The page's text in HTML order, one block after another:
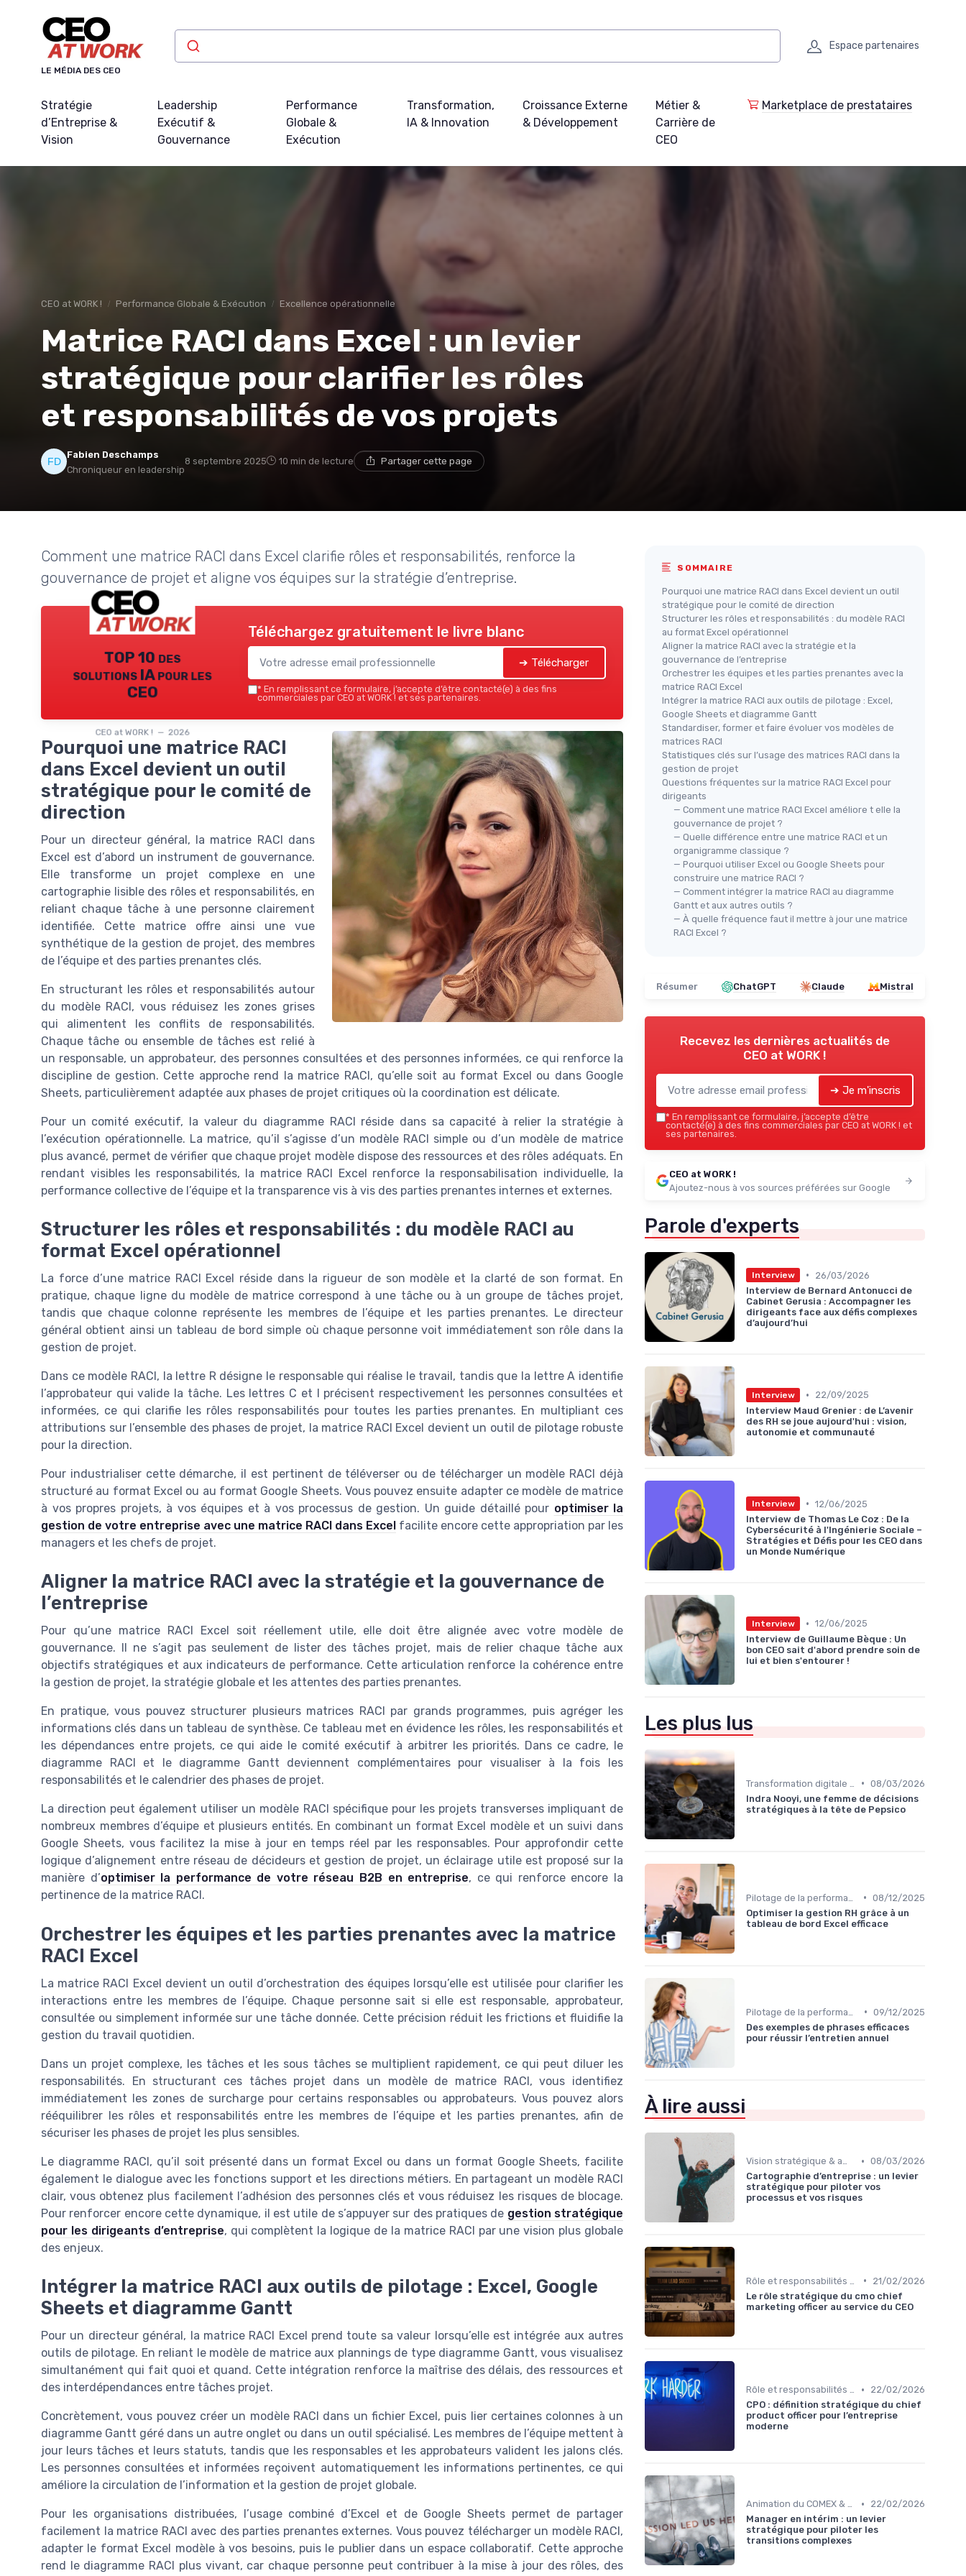
LE MÉDIA DES CEO
Espace partenaires
Stratégie
d’Entreprise &
Vision
Leadership
Exécutif &
Gouvernance
Performance
Globale &
Exécution
Transformation,
IA & Innovation
Croissance Externe
& Développement
Métier &
Carrière de
CEO
Marketplace de prestataires
CEO at WORK ! Performance Globale & Exécution Excellence opérationnelle
Matrice RACI dans Excel : un levier
stratégique pour clarifier les rôles
et responsabilités de vos projets
Fabien Deschamps
Chroniqueur en leadership
8 septembre 2025 10 min de lecture Partager cette page
Comment une matrice RACI dans Excel clarifie rôles et responsabilités, renforce la
gouvernance de projet et aligne vos équipes sur la stratégie d’entreprise.
TOP 10 des
solutions IA pour les
CEO
CEO at WORK ! — 2026
Téléchargez gratuitement le livre blanc
➔ Télécharger
* En remplissant ce formulaire, j’accepte d’être contacté(e) à des fins
commerciales par CEO at WORK ! et ses partenaires.
Pourquoi une matrice RACI
dans Excel devient un outil
stratégique pour le comité de
direction
Pour un directeur général, la matrice RACI dans
Excel est d’abord un instrument de gouvernance.
Elle transforme un projet complexe en une
cartographie lisible des rôles et responsabilités, en
reliant chaque tâche à une personne clairement
identifiée. Cette matrice offre ainsi une vue
synthétique de la gestion de projet, des membres
de l’équipe et des parties prenantes clés.
En structurant les rôles et responsabilités autour
du modèle RACI, vous réduisez les zones grises
qui alimentent les conflits de responsabilités.
Chaque tâche ou ensemble de tâches est relié à
un responsable, un approbateur, des personnes consultées et des personnes informées, ce qui renforce la
discipline de gestion. Cette approche rend la matrice RACI, qu’elle soit au format Excel ou dans Google
Sheets, particulièrement adaptée aux phases de projet critiques où la coordination est délicate.
Pour un comité exécutif, la valeur du diagramme RACI réside dans sa capacité à relier la stratégie à
l’exécution opérationnelle. La matrice, qu’il s’agisse d’un modèle RACI simple ou d’un modèle de matrice
plus avancé, permet de vérifier que chaque projet modèle dispose des ressources et des rôles adéquats. En
rendant visibles les responsabilités, la matrice RACI Excel renforce la responsabilisation individuelle, la
performance collective de l’équipe et la transparence vis à vis des parties prenantes internes et externes.
Structurer les rôles et responsabilités : du modèle RACI au
format Excel opérationnel
La force d’une matrice RACI Excel réside dans la rigueur de son modèle et la clarté de son format. En
pratique, chaque ligne du modèle de matrice correspond à une tâche ou à un groupe de tâches projet,
tandis que chaque colonne représente les membres de l’équipe et les parties prenantes. Le directeur
général obtient ainsi un tableau de bord simple où chaque personne voit immédiatement son rôle dans la
gestion de projet.
Dans ce modèle RACI, la lettre R désigne le responsable qui réalise le travail, tandis que la lettre A identifie
l’approbateur qui valide la tâche. Les lettres C et I précisent respectivement les personnes consultées et
informées, ce qui clarifie les rôles responsabilités pour toutes les parties prenantes. En multipliant ces
attributions sur l’ensemble des phases de projet, la matrice RACI Excel devient un outil de pilotage robuste
pour la direction.
Pour industrialiser cette démarche, il est pertinent de téléverser ou de télécharger un modèle RACI déjà
structuré au format Excel ou au format Google Sheets. Vous pouvez ensuite adapter ce modèle de matrice
à vos propres projets, à vos équipes et à vos processus de gestion. Un guide détaillé pour optimiser la
gestion de votre entreprise avec une matrice RACI dans Excel facilite encore cette appropriation par les
managers et les chefs de projet.
Aligner la matrice RACI avec la stratégie et la gouvernance de
l’entreprise
Pour qu’une matrice RACI Excel soit réellement utile, elle doit être alignée avec votre modèle de
gouvernance. Il ne s’agit pas seulement de lister des tâches projet, mais de relier chaque tâche aux
objectifs stratégiques et aux indicateurs de performance. Cette articulation renforce la cohérence entre
la gestion de projet, la stratégie globale et les attentes des parties prenantes.
En pratique, vous pouvez structurer plusieurs matrices RACI par grands programmes, puis agréger les
informations clés dans un tableau de synthèse. Ce tableau met en évidence les rôles, les responsabilités et
les dépendances entre projets, ce qui aide le comité exécutif à arbitrer les priorités. Dans ce cadre, le
diagramme RACI et le diagramme Gantt deviennent complémentaires pour visualiser à la fois les
responsabilités et le calendrier des phases de projet.
La direction peut également utiliser un modèle RACI spécifique pour les projets transverses impliquant de
nombreux membres d’équipe et plusieurs entités. En combinant un format Excel modèle et un suivi dans
Google Sheets, vous facilitez la mise à jour en temps réel par les responsables. Pour approfondir cette
logique d’alignement entre réseau de décideurs et gestion de projet, un éclairage utile est proposé sur la
manière d’optimiser la performance de votre réseau B2B en entreprise, ce qui renforce encore la
pertinence de la matrice RACI.
Orchestrer les équipes et les parties prenantes avec la matrice
RACI Excel
La matrice RACI Excel devient un outil d’orchestration des équipes lorsqu’elle est utilisée pour clarifier les
interactions entre les membres de l’équipe. Chaque personne sait si elle est responsable, approbateur,
consultée ou simplement informée sur une tâche donnée. Cette précision réduit les frictions et fluidifie la
gestion du travail quotidien.
Dans un projet complexe, les tâches et les sous tâches se multiplient rapidement, ce qui peut diluer les
responsabilités. En structurant ces tâches projet dans un modèle de matrice RACI, vous identifiez
immédiatement les zones de surcharge pour certains responsables ou approbateurs. Vous pouvez alors
rééquilibrer les rôles et responsabilités entre les membres de l’équipe et les parties prenantes, afin de
sécuriser les phases de projet les plus sensibles.
Le diagramme RACI, qu’il soit présenté dans un format Excel ou dans un format Google Sheets, facilite
également le dialogue avec les fonctions support et les directions métiers. En partageant un modèle RACI
clair, vous obtenez plus facilement l’adhésion des personnes clés et vous réduisez les risques de blocage.
Pour renforcer encore cette dynamique, il est utile de s’appuyer sur des pratiques de gestion stratégique
pour les dirigeants d’entreprise, qui complètent la logique de la matrice RACI par une vision plus globale
des enjeux.
Intégrer la matrice RACI aux outils de pilotage : Excel, Google
Sheets et diagramme Gantt
Pour un directeur général, la matrice RACI Excel prend toute sa valeur lorsqu’elle est intégrée aux autres
outils de pilotage. En reliant le modèle de matrice aux plannings de type diagramme Gantt, vous visualisez
simultanément qui fait quoi et quand. Cette intégration renforce la maîtrise des délais, des ressources et
des interdépendances entre tâches projet.
Concrètement, vous pouvez créer un modèle RACI dans un fichier Excel, puis lier certaines colonnes à un
diagramme Gantt géré dans un autre onglet ou dans un outil spécialisé. Les membres de l’équipe mettent à
jour leurs tâches et leurs statuts, tandis que les responsables et les approbateurs valident les jalons clés.
Les personnes consultées et informées reçoivent automatiquement les informations pertinentes, ce qui
améliore la circulation de l’information et la gestion de projet globale.
Pour les organisations distribuées, l’usage combiné d’Excel et de Google Sheets permet de partager
facilement la matrice RACI avec des parties prenantes externes. Vous pouvez télécharger un modèle RACI,
adapter le format Excel modèle à vos besoins, puis le publier dans un espace collaboratif. Cette approche
rend le diagramme RACI plus vivant, car chaque personne peut contribuer à la mise à jour des rôles, des
SOMMAIRE
Pourquoi une matrice RACI dans Excel devient un outil
stratégique pour le comité de direction
Structurer les rôles et responsabilités : du modèle RACI
au format Excel opérationnel
Aligner la matrice RACI avec la stratégie et la
gouvernance de l’entreprise
Orchestrer les équipes et les parties prenantes avec la
matrice RACI Excel
Intégrer la matrice RACI aux outils de pilotage : Excel,
Google Sheets et diagramme Gantt
Standardiser, former et faire évoluer vos modèles de
matrices RACI
Statistiques clés sur l’usage des matrices RACI dans la
gestion de projet
Questions fréquentes sur la matrice RACI Excel pour
dirigeants
— Comment une matrice RACI Excel améliore t elle la
gouvernance de projet ?
— Quelle différence entre une matrice RACI et un
organigramme classique ?
— Pourquoi utiliser Excel ou Google Sheets pour
construire une matrice RACI ?
— Comment intégrer la matrice RACI au diagramme
Gantt et aux autres outils ?
— À quelle fréquence faut il mettre à jour une matrice
RACI Excel ?
Résumer ChatGPT Claude Mistral
Recevez les dernières actualités de
CEO at WORK !
➔ Je m'inscris
* En remplissant ce formulaire, j’accepte d’être
contacté(e) à des fins commerciales par CEO at WORK ! et
ses partenaires.
CEO at WORK !
Ajoutez-nous à vos sources préférées sur Google
Parole d'experts
Interview •
26/03/2026
Interview de Bernard Antonucci de
Cabinet Gerusia : Accompagner les
dirigeants face aux défis complexes
d’aujourd’hui
Interview •
22/09/2025
Interview Maud Grenier : de L’avenir
des RH se joue aujourd'hui : vision,
autonomie et communauté
Interview • 12/06/2025
Interview de Thomas Le Coz : De la
Cybersécurité à l'Ingénierie Sociale –
Stratégies et Défis pour les CEO dans
un Monde Numérique
Interview • 12/06/2025
Interview de Guillaume Bèque : Un
bon CEO sait d'abord prendre soin de
lui et bien s'entourer !
Les plus lus
• 08/03/2026
Indra Nooyi, une femme de décisions
stratégiques à la tête de Pepsico
• 08/12/2025
Optimiser la gestion RH grâce à un
tableau de bord Excel efficace
• 09/12/2025
Des exemples de phrases efficaces
pour réussir l’entretien annuel
À lire aussi
Vision stratégique & ambition long terme • 08/03/2026
Cartographie d’entreprise : un levier
stratégique pour piloter vos
processus et vos risques
•
21/02/2026
Le rôle stratégique du cmo chief
marketing officer au service du CEO
Rôle et responsabilités du CEO •
22/02/2026
CPO : définition stratégique du chief
product officer pour l’entreprise
moderne
Animation du COMEX & CODIR •
22/02/2026
Manager en intérim : un levier
stratégique pour piloter les
transitions complexes